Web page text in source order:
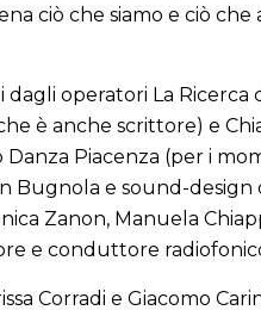
ciò che siamo e ciò
dagli operatori La
è anche scrittore) e
Piacenza (per i
Bugnola e sound-design
Zanon, Manuela
e conduttore
Corradi e Giacomo